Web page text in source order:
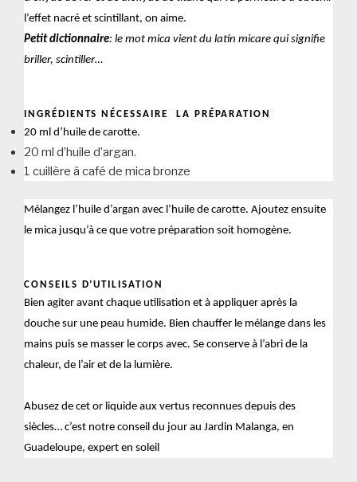
l’effet nacré et scintillant, on aime.
Petit dictionnaire: le mot mica vient du latin micare qui signifie
briller, scintiller…
INGRÉDIENTS NÉCESSAIRE LA PRÉPARATION
20 ml d’huile de carotte.
20 ml d’huile d’argan.
1 cuillère à café de mica bronze
Mélangez l’huile d’argan avec l’huile de carotte. Ajoutez ensuite
le mica jusqu’à ce que votre préparation soit homogène.
CONSEILS D’UTILISATION
Bien agiter avant chaque utilisation et à appliquer après la
douche sur une peau humide. Bien chauffer le mélange dans les
mains puis se masser le corps avec. Se conserve à l’abri de la
chaleur, de l’air et de la lumière.
Abusez de cet or liquide aux vertus reconnues depuis des
siècles… c’est notre conseil du jour au Jardin Malanga, en
Guadeloupe, expert en soleil